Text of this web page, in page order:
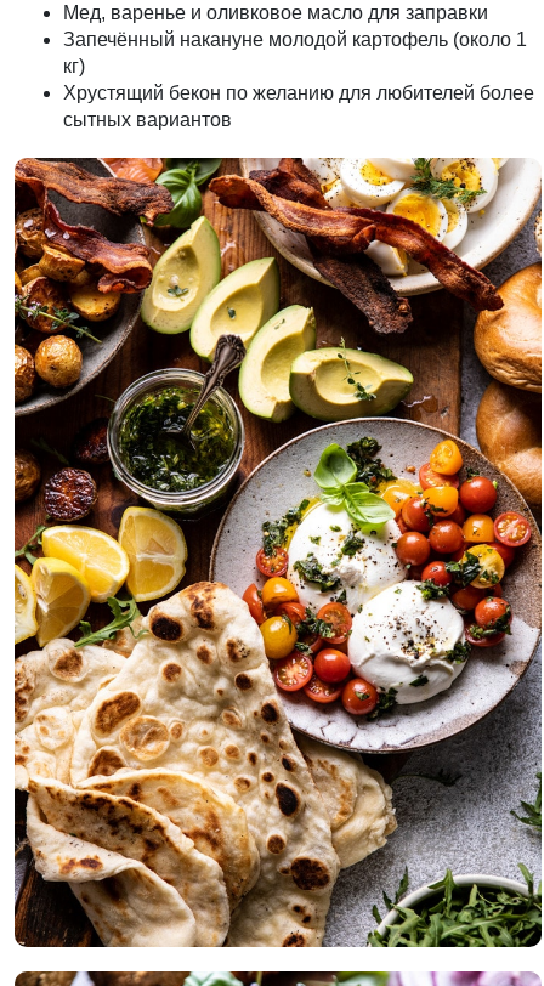
Мед, варенье и оливковое масло для заправки
Запечённый накануне молодой картофель (около 1
кг)
Хрустящий бекон по желанию для любителей более
сытных вариантов